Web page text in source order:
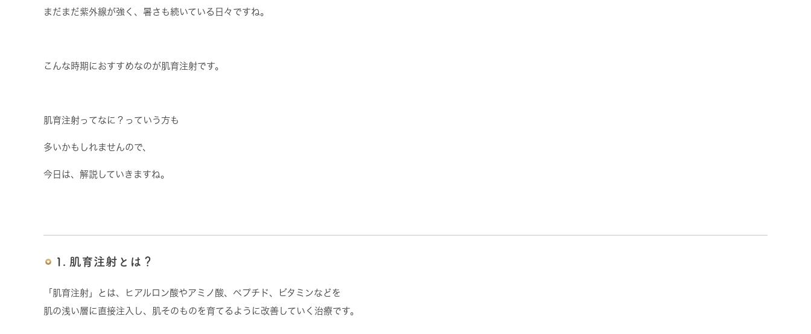
まだまだ紫外線が強く、暑さも続いている日々ですね。
こんな時期におすすめなのが肌育注射です。
肌育注射ってなに？っていう方も
多いかもしれませんので、
今日は、解説していきますね。
1. 肌育注射とは？
「肌育注射」とは、ヒアルロン酸やアミノ酸、ペプチド、ビタミンなどを
肌の浅い層に直接注入し、肌そのものを育てるように改善していく治療です。